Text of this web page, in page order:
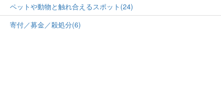
ペットや動物と触れ合えるスポット(24)
寄付／募金／殺処分(6)